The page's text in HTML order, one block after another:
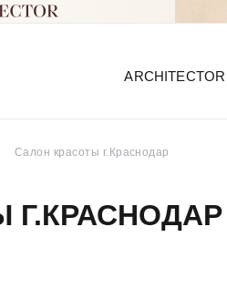
ARCHITECTOR
Салон красоты г.Краснодар
Г.КРАСНОДАР